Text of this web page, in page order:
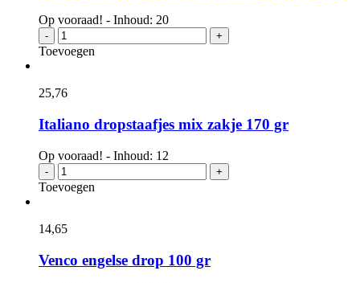
Op vooraad! - Inhoud: 20
-
Villosa
sallos
schwarzweich
200gr.
aantal
+
Toevoegen
25,76
Italiano dropstaafjes mix zakje 170 gr
Op vooraad! - Inhoud: 12
-
Italiano
dropstaafjes
170
aantal
+
Toevoegen
14,65
Venco engelse drop 100 gr